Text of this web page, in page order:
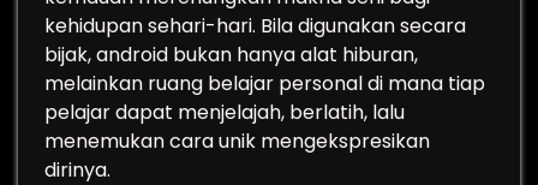
kehidupan sehari-hari. Bila digunakan secara
bijak, android bukan hanya alat hiburan,
melainkan ruang belajar personal di mana tiap
pelajar dapat menjelajah, berlatih, lalu
menemukan cara unik mengekspresikan
dirinya.